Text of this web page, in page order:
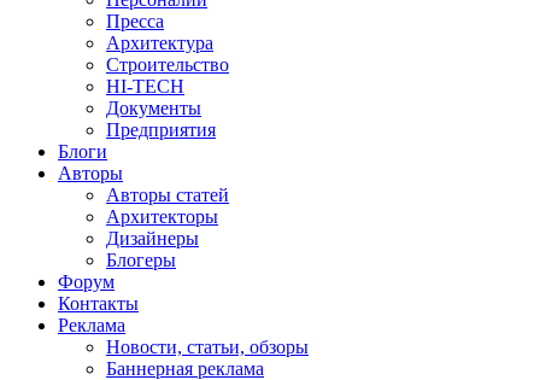
Пресса
Архитектура
Строительство
HI-TECH
Документы
Предприятия
Блоги
Авторы
Авторы статей
Архитекторы
Дизайнеры
Блогеры
Форум
Контакты
Реклама
Новости, статьи, обзоры
Баннерная реклама